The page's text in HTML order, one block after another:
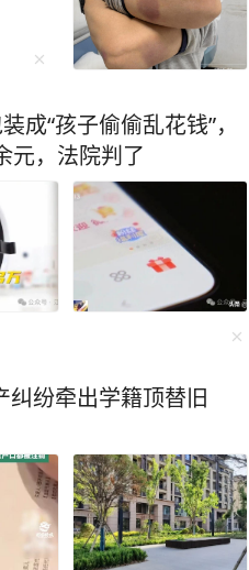
“孩子偷偷乱花钱”，
元，法院判了
纷牵出学籍顶替旧